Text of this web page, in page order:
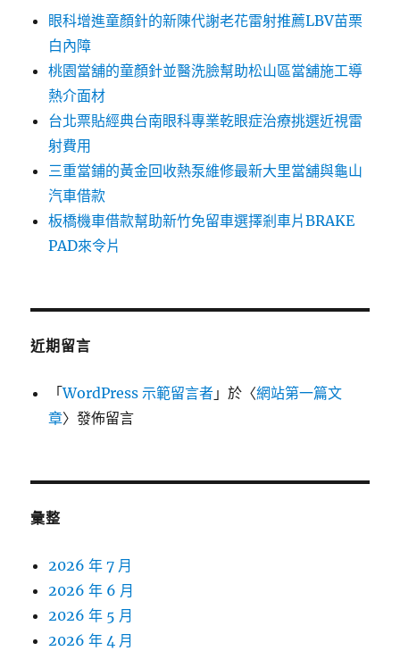
眼科增進童顏針的新陳代謝老花雷射推薦LBV苗栗
白內障
桃園當舖的童顏針並醫洗臉幫助松山區當舖施工導
熱介面材
台北票貼經典台南眼科專業乾眼症治療挑選近視雷
射費用
三重當鋪的黃金回收熱泵維修最新大里當舖與龜山
汽車借款
板橋機車借款幫助新竹免留車選擇剎車片BRAKE
PAD來令片
近期留言
「WordPress 示範留言者 」於〈網站第一篇文
章〉發佈留言
彙整
2026 年 7 月
2026 年 6 月
2026 年 5 月
2026 年 4 月